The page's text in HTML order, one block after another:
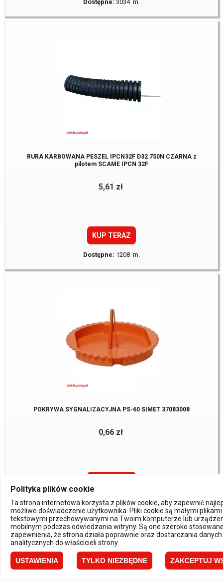
Dostępne: 3034 m.
RURA KARBOWANA PESZEL IPCN32F D32 750N CZARNA z
pilotem SCAME IPCN 32F
5,61 zł
KUP TERAZ
Dostępne: 1208 m.
POKRYWA SYGNALIZACYJNA PS-60 SIMET 37083008
0,66 zł
Dostępne: 157 Szt.
Polityka plików cookie
Ta strona internetowa korzysta z plików cookie, aby zapewnić
możliwe doświadczenie użytkownika. Pliki cookie są małymi plikami
tekstowymi przechowywanymi na Twoim komputerze lub
mobilnym podczas odwiedzania witryny. Są one szeroko
zapewnienia, że strona działa poprawnie oraz dostarczania danych
analitycznych do właścicieli strony.
USTAWIENIA TYLKO NIEZBĘDNE ZAKCEPTUJ